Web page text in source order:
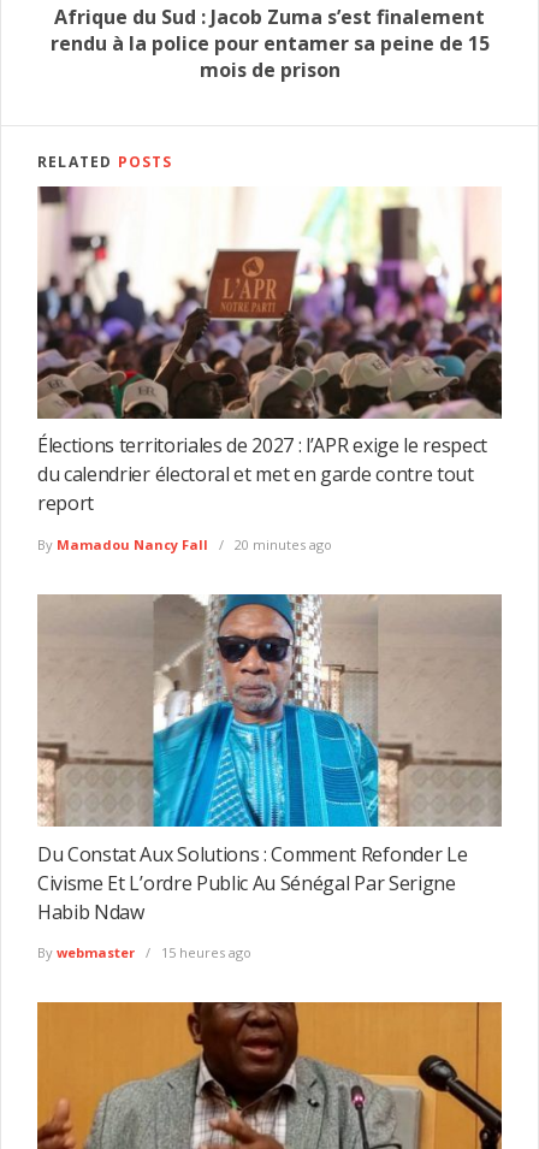
Afrique du Sud : Jacob Zuma s’est finalement
rendu à la police pour entamer sa peine de 15
mois de prison
RELATED POSTS
Élections territoriales de 2027 : l’APR exige le respect
du calendrier électoral et met en garde contre tout
report
By Mamadou Nancy Fall 20 minutes ago
Du Constat Aux Solutions : Comment Refonder Le
Civisme Et L’ordre Public Au Sénégal Par Serigne
Habib Ndaw
By webmaster 15 heures ago